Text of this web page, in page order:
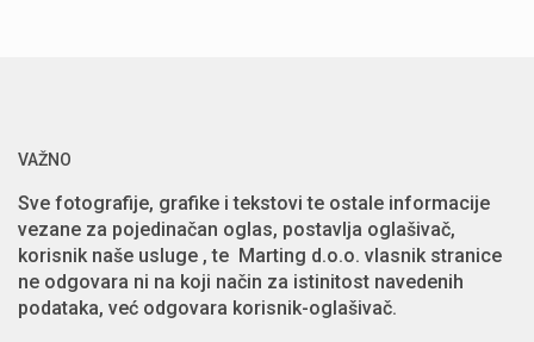
VAŽNO
Sve fotografije, grafike i tekstovi te ostale informacije
vezane za pojedinačan oglas, postavlja oglašivač,
korisnik naše usluge , te Marting d.o.o. vlasnik stranice
ne odgovara ni na koji način za istinitost navedenih
podataka, već odgovara korisnik-oglašivač.